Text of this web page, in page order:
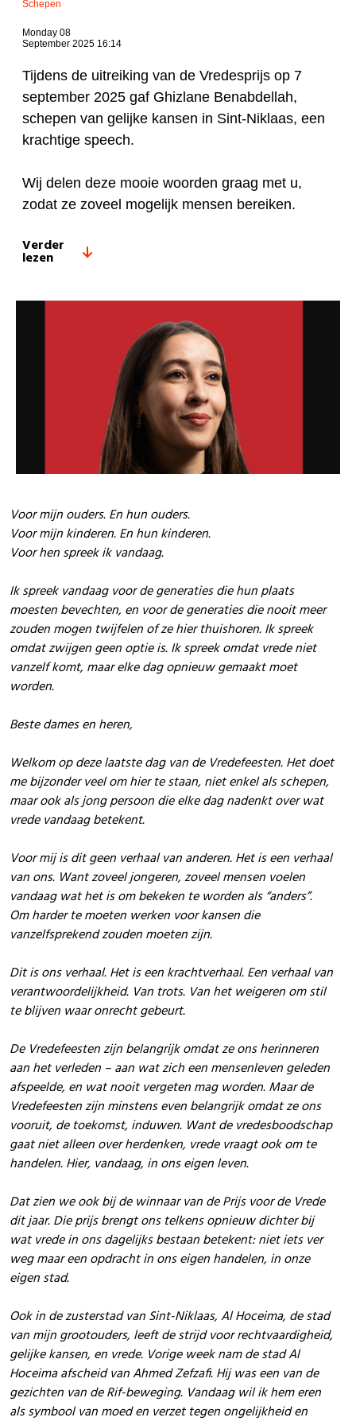
Schepen
Monday 08
September 2025 16:14
Tijdens de uitreiking van de Vredesprijs op 7
september 2025 gaf Ghizlane Benabdellah,
schepen van gelijke kansen in Sint-Niklaas, een
krachtige speech.
Wij delen deze mooie woorden graag met u,
zodat ze zoveel mogelijk mensen bereiken.
Verder
lezen
Voor mijn ouders. En hun ouders.
Voor mijn kinderen. En hun kinderen.
Voor hen spreek ik vandaag.
Ik spreek vandaag voor de generaties die hun plaats
moesten bevechten, en voor de generaties die nooit meer
zouden mogen twijfelen of ze hier thuishoren. Ik spreek
omdat zwijgen geen optie is. Ik spreek omdat vrede niet
vanzelf komt, maar elke dag opnieuw gemaakt moet
worden.
Beste dames en heren,
Welkom op deze laatste dag van de Vredefeesten. Het doet
me bijzonder veel om hier te staan, niet enkel als schepen,
maar ook als jong persoon die elke dag nadenkt over wat
vrede vandaag betekent.
Voor mij is dit geen verhaal van anderen. Het is een verhaal
van ons. Want zoveel jongeren, zoveel mensen voelen
vandaag wat het is om bekeken te worden als “anders”.
Om harder te moeten werken voor kansen die
vanzelfsprekend zouden moeten zijn.
Dit is ons verhaal. Het is een krachtverhaal. Een verhaal van
verantwoordelijkheid. Van trots. Van het weigeren om stil
te blijven waar onrecht gebeurt.
De Vredefeesten zijn belangrijk omdat ze ons herinneren
aan het verleden – aan wat zich een mensenleven geleden
afspeelde, en wat nooit vergeten mag worden. Maar de
Vredefeesten zijn minstens even belangrijk omdat ze ons
vooruit, de toekomst, induwen. Want de vredesboodschap
gaat niet alleen over herdenken, vrede vraagt ook om te
handelen. Hier, vandaag, in ons eigen leven.
Dat zien we ook bij de winnaar van de Prijs voor de Vrede
dit jaar. Die prijs brengt ons telkens opnieuw dichter bij
wat vrede in ons dagelijks bestaan betekent: niet iets ver
weg maar een opdracht in ons eigen handelen, in onze
eigen stad.
Ook in de zusterstad van Sint-Niklaas, Al Hoceima, de stad
van mijn grootouders, leeft de strijd voor rechtvaardigheid,
gelijke kansen, en vrede. Vorige week nam de stad Al
Hoceima afscheid van Ahmed Zefzafi. Hij was een van de
gezichten van de Rif-beweging. Vandaag wil ik hem eren
als symbool van moed en verzet tegen ongelijkheid en